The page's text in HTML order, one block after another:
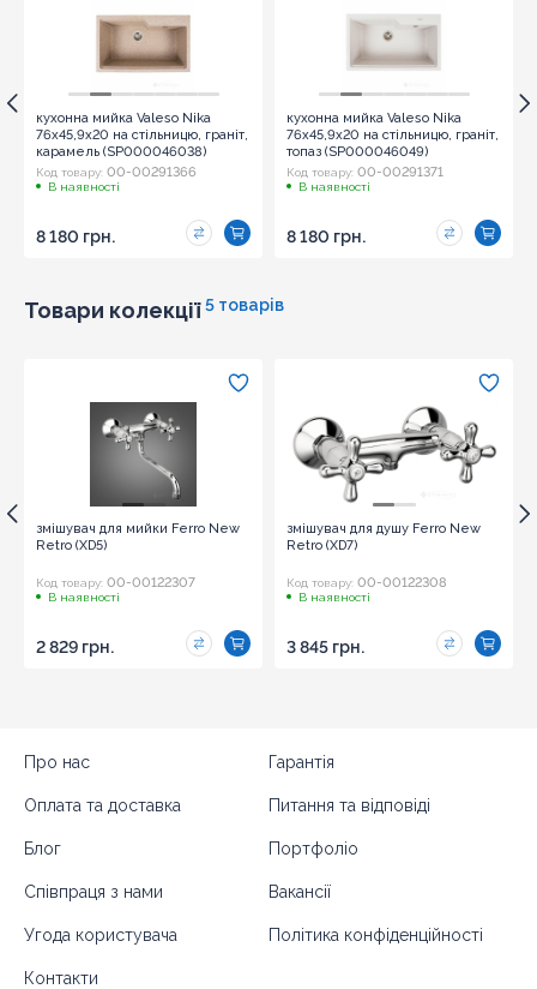
кухонна мийка Valeso Nika
76x45,9x20 на стільницю, граніт,
карамель (SP000046038)
Код товару: 00-00291366
В наявності
8 180 грн.
кухонна мийка Valeso Nika
76x45,9x20 на стільницю, граніт,
топаз (SP000046049)
Код товару: 00-00291371
В наявності
8 180 грн.
Товари колекції 5 товарів
змішувач для мийки Ferro New
Retro (XD5)
Код товару: 00-00122307
В наявності
2 829 грн.
змішувач для душу Ferro New
Retro (XD7)
Код товару: 00-00122308
В наявності
3 845 грн.
Про нас Гарантія
Оплата та доставка Питання та відповіді
Блог Портфоліо
Співпраця з нами Вакансії
Угода користувача Політика конфіденційності
Контакти